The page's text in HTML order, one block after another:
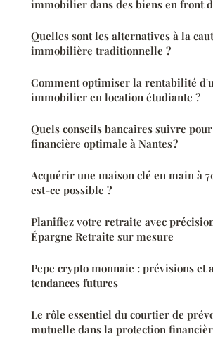
immobilier dans des biens en front
Quelles sont les alternatives à la
immobilière traditionnelle ?
Comment optimiser la rentabilité
immobilier en location étudiante ?
Quels conseils bancaires suivre
financière optimale à Nantes ?
Acquérir une maison clé en main à
est-ce possible ?
Planifiez votre retraite avec
Épargne Retraite sur mesure
Pepe crypto monnaie : prévisions et
tendances futures
Le rôle essentiel du courtier de
mutuelle dans la protection